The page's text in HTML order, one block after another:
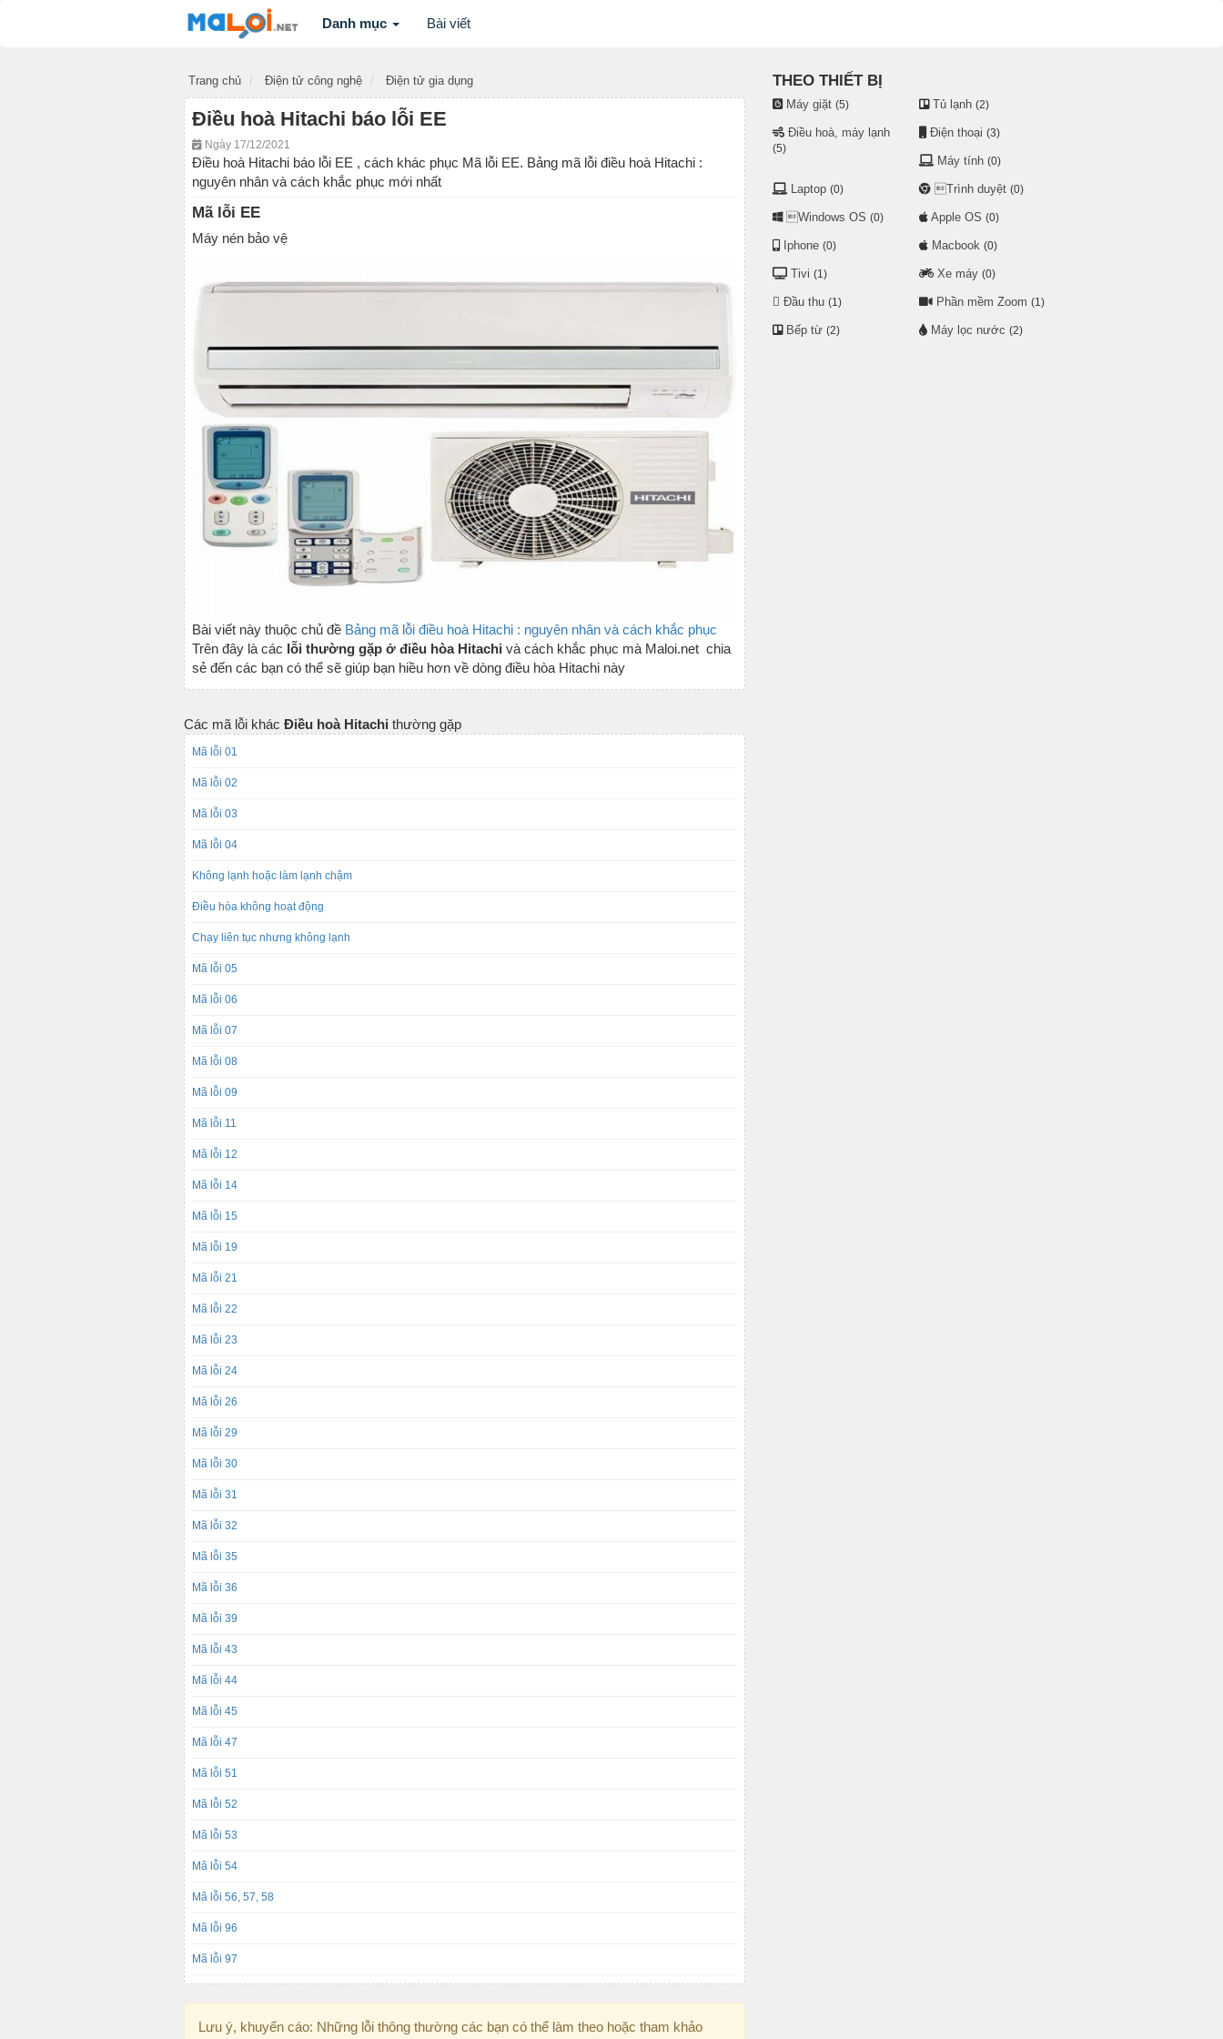
Danh mục Bài viết
Trang chủ Điện tử công nghệ Điện tử gia dụng
Điều hoà Hitachi báo lỗi EE
Ngày 17/12/2021
Điều hoà Hitachi báo lỗi EE , cách khác phục Mã lỗi EE. Bảng mã lỗi điều hoà Hitachi :
nguyên nhân và cách khắc phục mới nhất
Mã lỗi EE
Máy nén bảo vệ
Bài viết này thuộc chủ đề Bảng mã lỗi điều hoà Hitachi : nguyên nhân và cách khắc phục
Trên đây là các lỗi thường gặp ở điều hòa Hitachi và cách khắc phục mà Maloi.net chia
sẻ đến các bạn có thể sẽ giúp bạn hiều hơn về dòng điều hòa Hitachi này
Các mã lỗi khác Điều hoà Hitachi thường gặp
Mã lỗi 01
Mã lỗi 02
Mã lỗi 03
Mã lỗi 04
Không lạnh hoặc làm lạnh chậm
Điều hòa không hoạt động
Chạy liên tục nhưng không lạnh
Mã lỗi 05
Mã lỗi 06
Mã lỗi 07
Mã lỗi 08
Mã lỗi 09
Mã lỗi 11
Mã lỗi 12
Mã lỗi 14
Mã lỗi 15
Mã lỗi 19
Mã lỗi 21
Mã lỗi 22
Mã lỗi 23
Mã lỗi 24
Mã lỗi 26
Mã lỗi 29
Mã lỗi 30
Mã lỗi 31
Mã lỗi 32
Mã lỗi 35
Mã lỗi 36
Mã lỗi 39
Mã lỗi 43
Mã lỗi 44
Mã lỗi 45
Mã lỗi 47
Mã lỗi 51
Mã lỗi 52
Mã lỗi 53
Mã lỗi 54
Mã lỗi 56, 57, 58
Mã lỗi 96
Mã lỗi 97
Lưu ý, khuyến cáo: Những lỗi thông thường các bạn có thể làm theo hoặc tham khảo
THEO THIẾT BỊ
Máy giặt (5) Tủ lạnh (2)
Điều hoà, máy lạnh
(5)
Điện thoại (3)
Máy tính (0)
Laptop (0) Trình duyệt (0)
Windows OS (0) Apple OS (0)
Iphone (0) Macbook (0)
Tivi (1) Xe máy (0)
Đầu thu (1) Phần mềm Zoom (1)
Bếp từ (2) Máy lọc nước (2)